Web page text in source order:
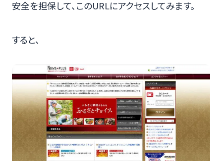
安全を担保して、このURLにアクセスしてみます。
すると、